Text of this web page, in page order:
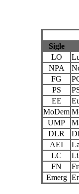
Sigle
LO
NPA
FG
PS
EE
MoDem
UMP
DLR
AEI
LC
FN
Emerg